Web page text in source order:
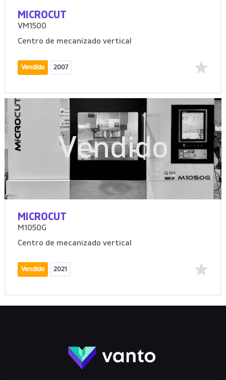
MICROCUT
VM1500
Centro de mecanizado vertical
Vendido 2007
Vendido
MICROCUT
M1050G
Centro de mecanizado vertical
Vendido 2021